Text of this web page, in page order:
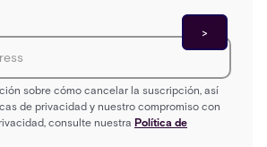
sobre cómo cancelar la suscripción, así
de privacidad y nuestro compromiso con
consulte nuestra Política de